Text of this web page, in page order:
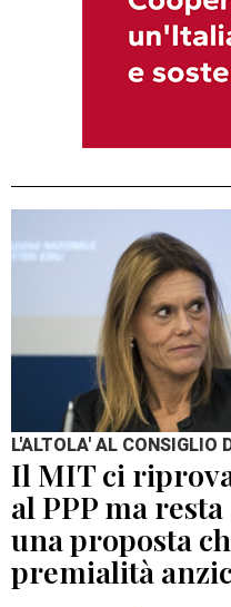
L'ALTOLA' AL CONSIGLIO
Il MIT ci
al PPP ma
una proposta
premialità